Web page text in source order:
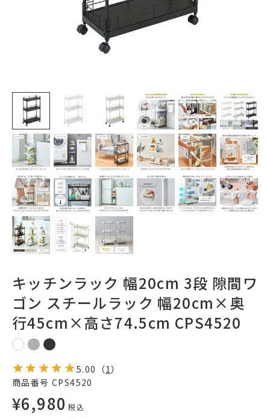
キッチンラック 幅20cm 3段 隙間ワ
ゴン スチールラック 幅20cm×奥
行45cm×高さ74.5cm CPS4520
5.00 （1）
商品番号 CPS4520
¥6,980 税込